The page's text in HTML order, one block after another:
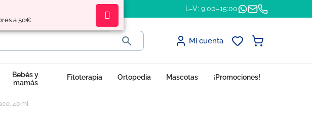
a 50€
L–V: 9:00–15:00
 Mi cuenta
Bebés y
mamás
Fitoterapia Ortopedia Mascotas ¡Promociones!
40 ml